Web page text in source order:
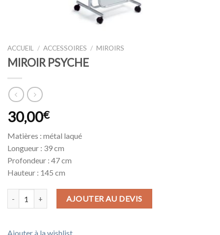
ACCUEIL / ACCESSOIRES / MIROIRS
MIROIR PSYCHE
30,00€
Matières : métal laqué
Longueur : 39 cm
Profondeur : 47 cm
Hauteur : 145 cm
quantité de MIROIR PSYCHEAJOUTER AU DEVIS
Ajouter à la wishlist